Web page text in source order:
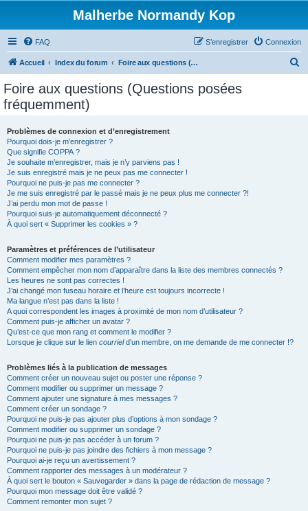
Malherbe Normandy Kop
FAQ Connexion
S’enregistrer
Accueil Index du forum Foire aux questions (Questions posées fréquemment)
Foire aux questions (Questions posées
fréquemment)
Problèmes de connexion et d’enregistrement
Pourquoi dois-je m’enregistrer ?
Que signifie COPPA ?
Je souhaite m’enregistrer, mais je n’y parviens pas !
Je suis enregistré mais je ne peux pas me connecter !
Pourquoi ne puis-je pas me connecter ?
Je me suis enregistré par le passé mais je ne peux plus me connecter ?!
J’ai perdu mon mot de passe !
Pourquoi suis-je automatiquement déconnecté ?
À quoi sert « Supprimer les cookies » ?
Paramètres et préférences de l’utilisateur
Comment modifier mes paramètres ?
Comment empêcher mon nom d’apparaître dans la liste des membres connectés ?
Les heures ne sont pas correctes !
J’ai changé mon fuseau horaire et l’heure est toujours incorrecte !
Ma langue n’est pas dans la liste !
A quoi correspondent les images à proximité de mon nom d’utilisateur ?
Comment puis-je afficher un avatar ?
Qu’est-ce que mon rang et comment le modifier ?
Lorsque je clique sur le lien courrield’un membre, on me demande de me connecter !?
Problèmes liés à la publication de messages
Comment créer un nouveau sujet ou poster une réponse ?
Comment modifier ou supprimer un message ?
Comment ajouter une signature à mes messages ?
Comment créer un sondage ?
Pourquoi ne puis-je pas ajouter plus d’options à mon sondage ?
Comment modifier ou supprimer un sondage ?
Pourquoi ne puis-je pas accéder à un forum ?
Pourquoi ne puis-je pas joindre des fichiers à mon message ?
Pourquoi ai-je reçu un avertissement ?
Comment rapporter des messages à un modérateur ?
À quoi sert le bouton « Sauvegarder » dans la page de rédaction de message ?
Pourquoi mon message doit être validé ?
Comment remonter mon sujet ?